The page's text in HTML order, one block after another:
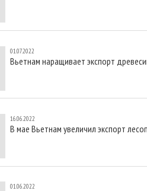
01.07.2022
Вьетнам наращивает экспорт
16.06.2022
В мае Вьетнам увеличил экспорт
01.06.2022